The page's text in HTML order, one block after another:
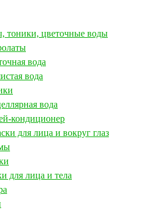
тоники, цветочные воды
вода
вода
вода
кондиционер
для лица и вокруг глаз
для лица и тела